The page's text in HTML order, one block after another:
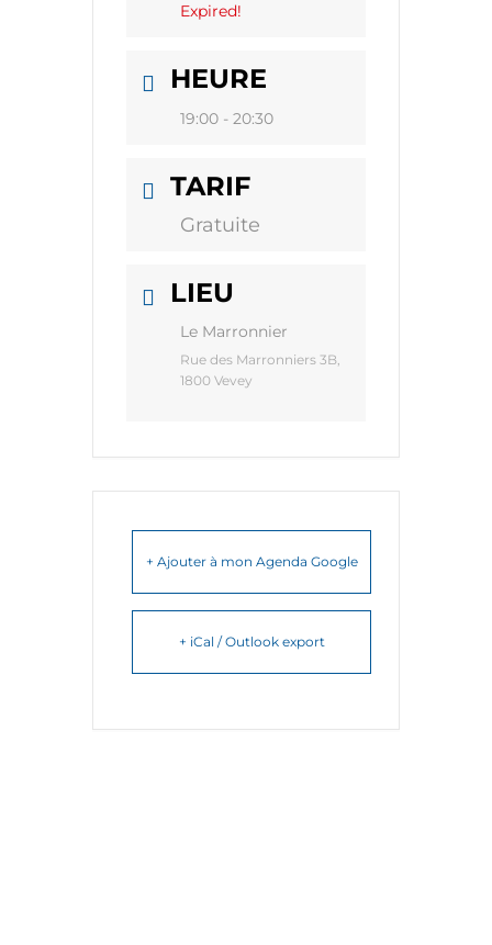
Expired!
HEURE
19:00 - 20:30
TARIF
Gratuite
LIEU
Le Marronnier
Rue des Marronniers 3B,
1800 Vevey
+ Ajouter à mon Agenda Google
+ iCal / Outlook export